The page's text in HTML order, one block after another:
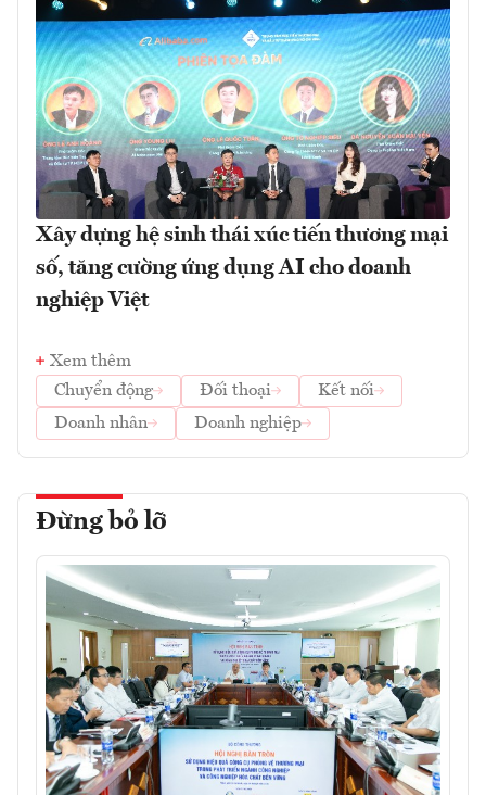
Xây dựng hệ sinh thái xúc tiến thương mại
số, tăng cường ứng dụng AI cho doanh
nghiệp Việt
Xem thêm
Chuyển động
Đối thoại
Kết nối
Doanh nhân
Doanh nghiệp
Đừng bỏ lỡ